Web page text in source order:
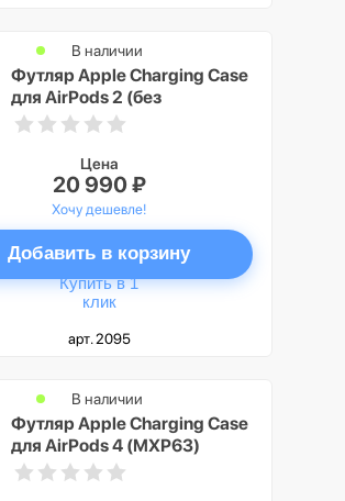
Футляр Apple Charging Case
для AirPods 2 (без
беспроводной зарядки
В наличии
Цена
20 990 ₽
Хочу дешевле!
Добавить в корзину
Купить в 1
клик
арт. 2095
Футляр Apple Charging Case
для AirPods 4 (MXP63)
В наличии